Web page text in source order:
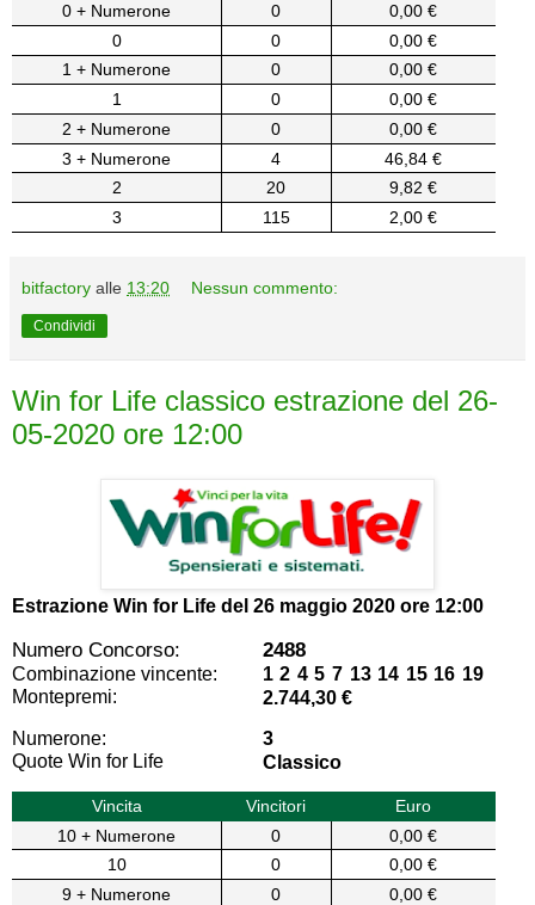
0 + Numerone
0
0,00 €
0
0
0,00 €
1 + Numerone
0
0,00 €
1
0
0,00 €
2 + Numerone
0
0,00 €
3 + Numerone
4
46,84 €
2
20
9,82 €
3
115 2,00 €
bitfactory alle 13:20 Nessun commento:
Condividi
Win for Life classico estrazione del 26-
05-2020 ore 12:00
Estrazione Win for Life del 26 maggio 2020 ore 12:00
Numero Concorso: 2488
Combinazione vincente:
1 2 4 5 7 13 14 15 16 19
Montepremi:
2.744,30 €
Numerone:
3
Quote Win for Life
Classico
Vincita Vincitori
Euro
10 + Numerone
0
0,00 €
10
0
0,00 €
9 + Numerone
0
0,00 €